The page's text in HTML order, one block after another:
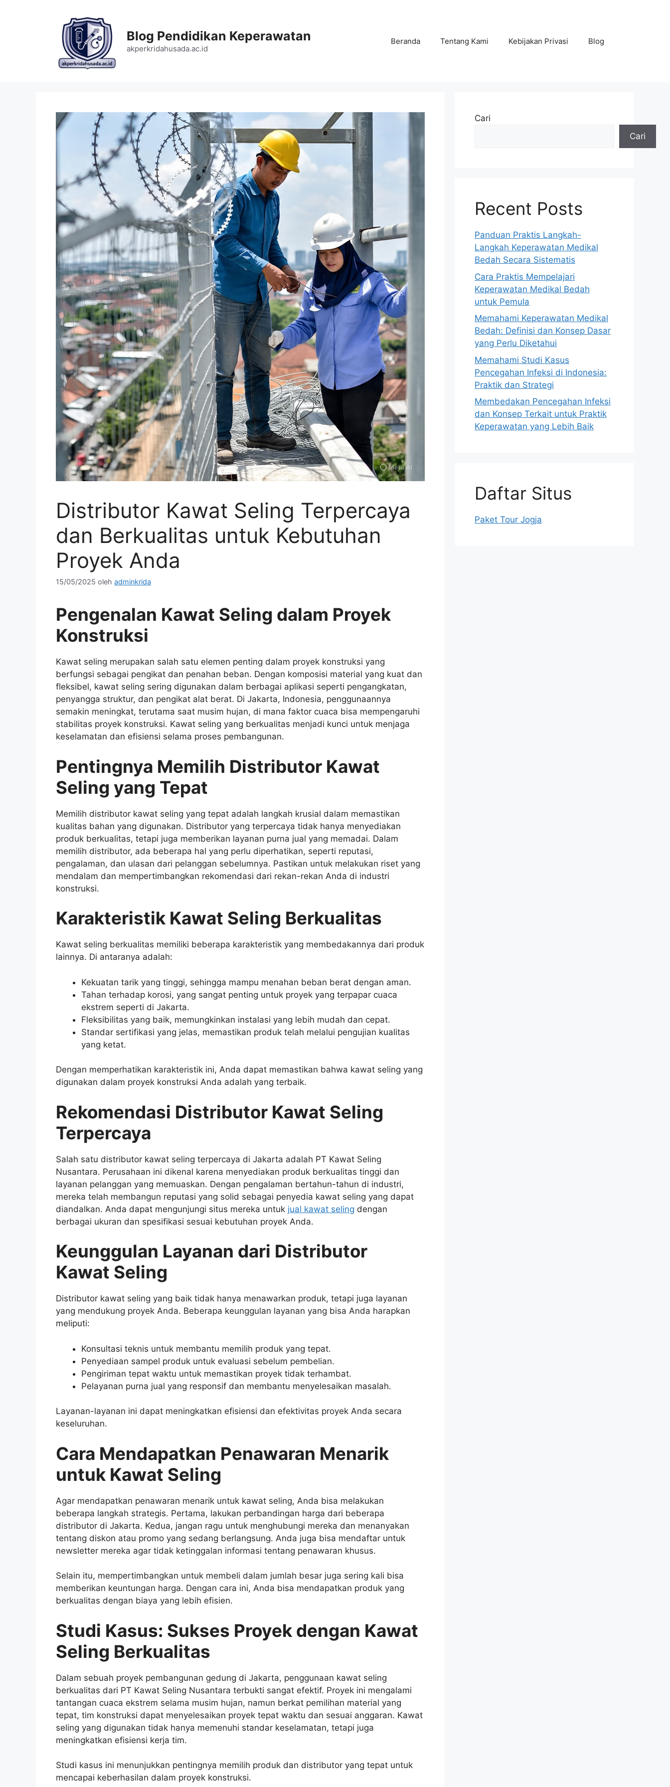
Blog Pendidikan Keperawatan
akperkridahusada.ac.id
Beranda Tentang Kami Kebijakan Privasi Blog
Distributor Kawat Seling Terpercaya
dan Berkualitas untuk Kebutuhan
Proyek Anda
15/05/2025 oleh adminkrida
Pengenalan Kawat Seling dalam Proyek
Konstruksi
Kawat seling merupakan salah satu elemen penting dalam proyek konstruksi yang
berfungsi sebagai pengikat dan penahan beban. Dengan komposisi material yang kuat dan
fleksibel, kawat seling sering digunakan dalam berbagai aplikasi seperti pengangkatan,
penyangga struktur, dan pengikat alat berat. Di Jakarta, Indonesia, penggunaannya
semakin meningkat, terutama saat musim hujan, di mana faktor cuaca bisa mempengaruhi
stabilitas proyek konstruksi. Kawat seling yang berkualitas menjadi kunci untuk menjaga
keselamatan dan efisiensi selama proses pembangunan.
Pentingnya Memilih Distributor Kawat
Seling yang Tepat
Memilih distributor kawat seling yang tepat adalah langkah krusial dalam memastikan
kualitas bahan yang digunakan. Distributor yang terpercaya tidak hanya menyediakan
produk berkualitas, tetapi juga memberikan layanan purna jual yang memadai. Dalam
memilih distributor, ada beberapa hal yang perlu diperhatikan, seperti reputasi,
pengalaman, dan ulasan dari pelanggan sebelumnya. Pastikan untuk melakukan riset yang
mendalam dan mempertimbangkan rekomendasi dari rekan-rekan Anda di industri
konstruksi.
Karakteristik Kawat Seling Berkualitas
Kawat seling berkualitas memiliki beberapa karakteristik yang membedakannya dari produk
lainnya. Di antaranya adalah:
Kekuatan tarik yang tinggi, sehingga mampu menahan beban berat dengan aman.
Tahan terhadap korosi, yang sangat penting untuk proyek yang terpapar cuaca
ekstrem seperti di Jakarta.
Fleksibilitas yang baik, memungkinkan instalasi yang lebih mudah dan cepat.
Standar sertifikasi yang jelas, memastikan produk telah melalui pengujian kualitas
yang ketat.
Dengan memperhatikan karakteristik ini, Anda dapat memastikan bahwa kawat seling yang
digunakan dalam proyek konstruksi Anda adalah yang terbaik.
Rekomendasi Distributor Kawat Seling
Terpercaya
Salah satu distributor kawat seling terpercaya di Jakarta adalah PT Kawat Seling
Nusantara. Perusahaan ini dikenal karena menyediakan produk berkualitas tinggi dan
layanan pelanggan yang memuaskan. Dengan pengalaman bertahun-tahun di industri,
mereka telah membangun reputasi yang solid sebagai penyedia kawat seling yang dapat
diandalkan. Anda dapat mengunjungi situs mereka untuk jual kawat seling dengan
berbagai ukuran dan spesifikasi sesuai kebutuhan proyek Anda.
Keunggulan Layanan dari Distributor
Kawat Seling
Distributor kawat seling yang baik tidak hanya menawarkan produk, tetapi juga layanan
yang mendukung proyek Anda. Beberapa keunggulan layanan yang bisa Anda harapkan
meliputi:
Konsultasi teknis untuk membantu memilih produk yang tepat.
Penyediaan sampel produk untuk evaluasi sebelum pembelian.
Pengiriman tepat waktu untuk memastikan proyek tidak terhambat.
Pelayanan purna jual yang responsif dan membantu menyelesaikan masalah.
Layanan-layanan ini dapat meningkatkan efisiensi dan efektivitas proyek Anda secara
keseluruhan.
Cara Mendapatkan Penawaran Menarik
untuk Kawat Seling
Agar mendapatkan penawaran menarik untuk kawat seling, Anda bisa melakukan
beberapa langkah strategis. Pertama, lakukan perbandingan harga dari beberapa
distributor di Jakarta. Kedua, jangan ragu untuk menghubungi mereka dan menanyakan
tentang diskon atau promo yang sedang berlangsung. Anda juga bisa mendaftar untuk
newsletter mereka agar tidak ketinggalan informasi tentang penawaran khusus.
Selain itu, mempertimbangkan untuk membeli dalam jumlah besar juga sering kali bisa
memberikan keuntungan harga. Dengan cara ini, Anda bisa mendapatkan produk yang
berkualitas dengan biaya yang lebih efisien.
Studi Kasus: Sukses Proyek dengan Kawat
Seling Berkualitas
Dalam sebuah proyek pembangunan gedung di Jakarta, penggunaan kawat seling
berkualitas dari PT Kawat Seling Nusantara terbukti sangat efektif. Proyek ini mengalami
tantangan cuaca ekstrem selama musim hujan, namun berkat pemilihan material yang
tepat, tim konstruksi dapat menyelesaikan proyek tepat waktu dan sesuai anggaran. Kawat
seling yang digunakan tidak hanya memenuhi standar keselamatan, tetapi juga
meningkatkan efisiensi kerja tim.
Studi kasus ini menunjukkan pentingnya memilih produk dan distributor yang tepat untuk
mencapai keberhasilan dalam proyek konstruksi.
Cari
Cari
Recent Posts
Panduan Praktis Langkah-
Langkah Keperawatan Medikal
Bedah Secara Sistematis
Cara Praktis Mempelajari
Keperawatan Medikal Bedah
untuk Pemula
Memahami Keperawatan Medikal
Bedah: Definisi dan Konsep Dasar
yang Perlu Diketahui
Memahami Studi Kasus
Pencegahan Infeksi di Indonesia:
Praktik dan Strategi
Membedakan Pencegahan Infeksi
dan Konsep Terkait untuk Praktik
Keperawatan yang Lebih Baik
Daftar Situs
Paket Tour Jogja